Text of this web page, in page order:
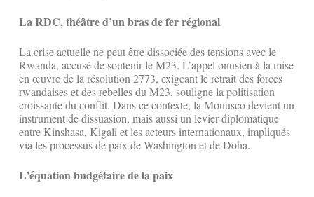
La RDC, théâtre d’un bras de fer régional
La crise actuelle ne peut être dissociée des tensions avec le
Rwanda, accusé de soutenir le M23. L’appel onusien à la mise
en œuvre de la résolution 2773, exigeant le retrait des forces
rwandaises et des rebelles du M23, souligne la politisation
croissante du conflit. Dans ce contexte, la Monusco devient un
instrument de dissuasion, mais aussi un levier diplomatique
entre Kinshasa, Kigali et les acteurs internationaux, impliqués
via les processus de paix de Washington et de Doha.
L’équation budgétaire de la paix